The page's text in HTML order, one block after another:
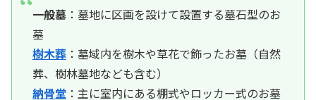
一般墓：墓地に区画を設けて設置する墓石型のお
墓
樹木葬：墓域内を樹木や草花で飾ったお墓（自然
葬、樹林墓地なども含む）
納骨堂：主に室内にある棚式やロッカー式のお墓